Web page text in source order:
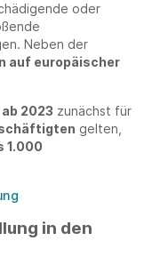
oder
Neben der
auf europäischer
ab 2023 zunächst für
gelten,
1.000
in den